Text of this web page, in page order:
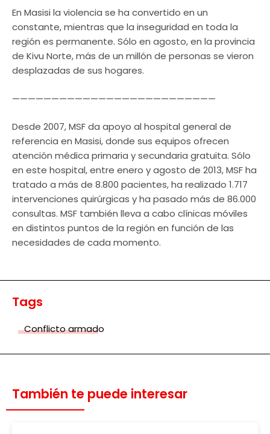
En Masisi la violencia se ha convertido en un
constante, mientras que la inseguridad en toda la
región es permanente. Sólo en agosto, en la provincia
de Kivu Norte, más de un millón de personas se vieron
desplazadas de sus hogares.
——————————————————————————
Desde 2007, MSF da apoyo al hospital general de
referencia en Masisi, donde sus equipos ofrecen
atención médica primaria y secundaria gratuita. Sólo
en este hospital, entre enero y agosto de 2013, MSF ha
tratado a más de 8.800 pacientes, ha realizado 1.717
intervenciones quirúrgicas y ha pasado más de 86.000
consultas. MSF también lleva a cabo clínicas móviles
en distintos puntos de la región en función de las
necesidades de cada momento.
Tags
Conflicto armado
También te puede interesar